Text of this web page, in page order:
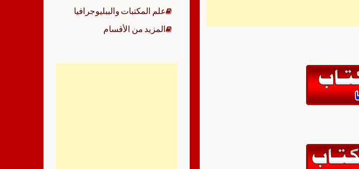
علم المكتبات والببليوجرافيا
المزيد من الأقسام